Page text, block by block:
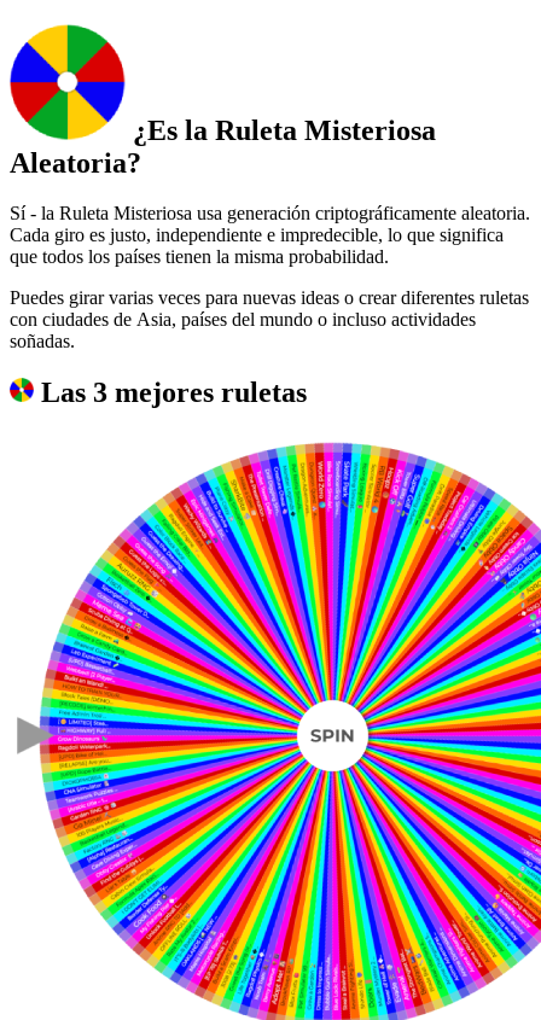
¿Es la Ruleta Misteriosa
Aleatoria?
Sí - la Ruleta Misteriosa usa generación criptográficamente aleatoria.
Cada giro es justo, independiente e impredecible, lo que significa
que todos los países tienen la misma probabilidad.
Puedes girar varias veces para nuevas ideas o crear diferentes ruletas
con ciudades de Asia, países del mundo o incluso actividades
soñadas.
Las 3 mejores ruletas